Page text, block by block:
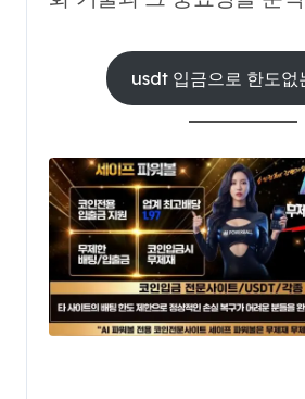
usdt 입금으로 한도없